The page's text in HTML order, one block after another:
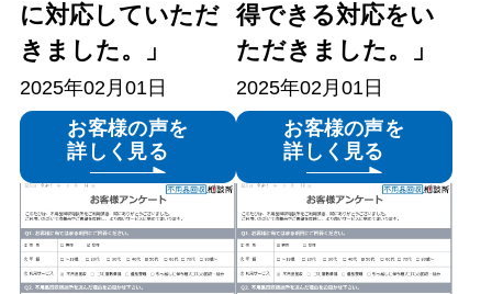
に対応していただ
きました。」
2025年02月01日
お客様の声を
詳しく見る
得できる対応をい
ただきました。」
2025年02月01日
お客様の声を
詳しく見る